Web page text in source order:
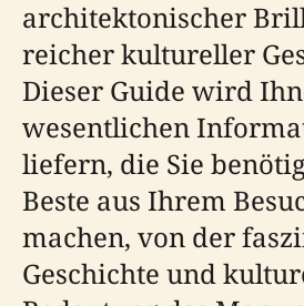
architektonischer
reicher kultureller
Dieser Guide wird
wesentlichen
liefern, die Sie
Beste aus Ihrem
machen, von der
Geschichte und